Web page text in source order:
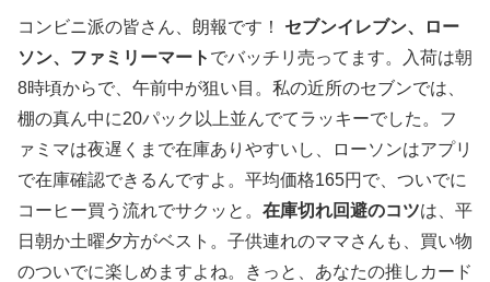
コンビニ派の皆さん、朗報です！ セブンイレブン、ロー
ソン、ファミリーマート でバッチリ売ってます。入荷は朝
8時頃からで、午前中が狙い目。私の近所のセブンでは、
棚の真ん中に20パック以上並んでてラッキーでした。フ
ァミマは夜遅くまで在庫ありやすいし、ローソンはアプリ
で在庫確認できるんですよ。平均価格165円で、ついでに
コーヒー買う流れでサクッと。 在庫切れ回避のコツは、平
日朝か土曜夕方がベスト。子供連れのママさんも、買い物
のついでに楽しめますよね。きっと、あなたの推しカード